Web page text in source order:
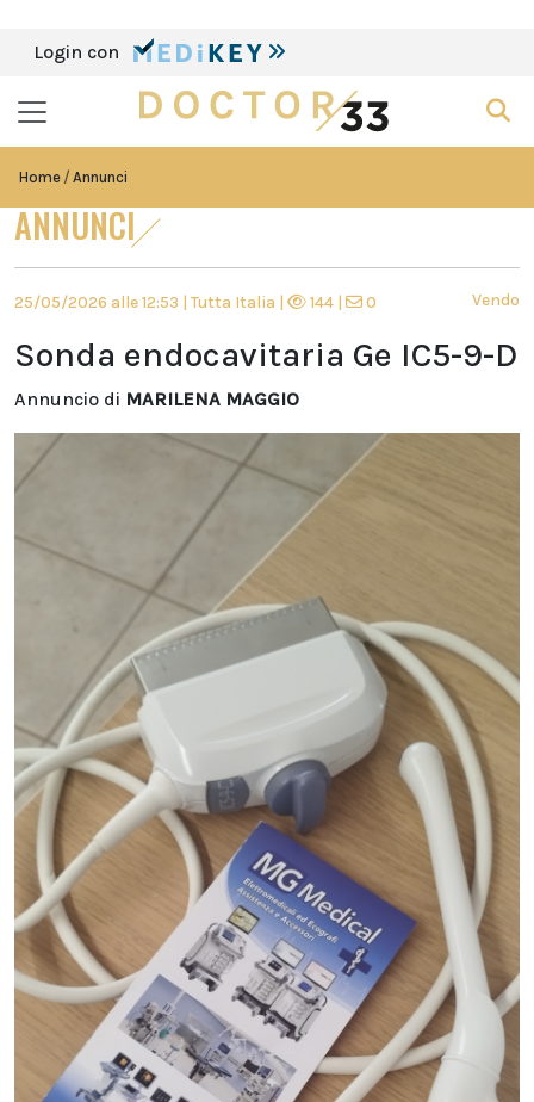
Login con
Home Annunci
ANNUNCI
25/05/2026 alle 12:53 | Tutta Italia | 144 | 0 Vendo
Sonda endocavitaria Ge IC5-9-D
Annuncio di MARILENA MAGGIO